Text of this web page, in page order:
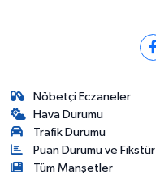
Nöbetçi Eczaneler
Hava Durumu
Trafik Durumu
Puan Durumu ve Fikstür
Tüm Manşetler